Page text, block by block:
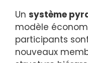
Un système
modèle
participants
nouveaux